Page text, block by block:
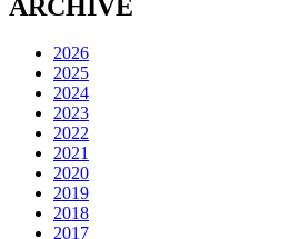
ARCHIVE
2026
2025
2024
2023
2022
2021
2020
2019
2018
2017